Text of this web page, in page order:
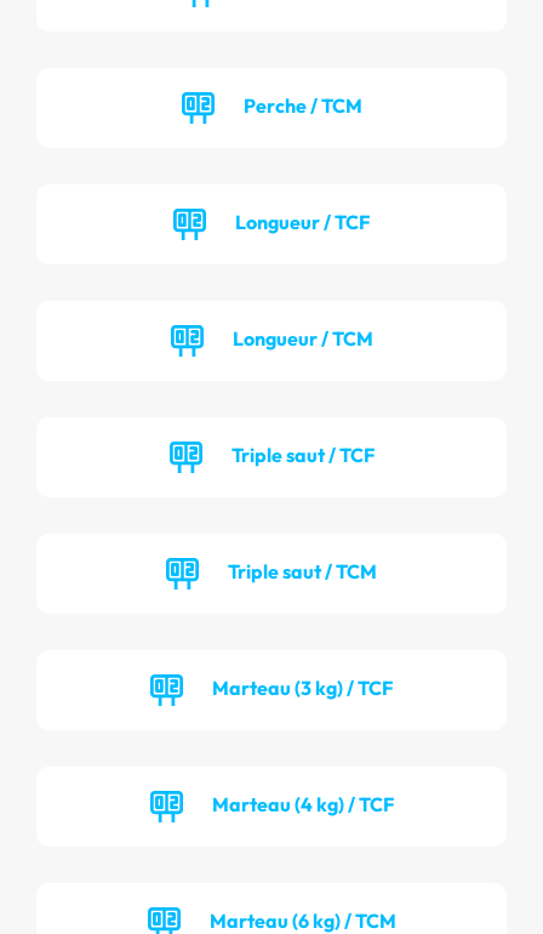
Perche / TCM
Longueur / TCF
Longueur / TCM
Triple saut / TCF
Triple saut / TCM
Marteau (3 kg) / TCF
Marteau (4 kg) / TCF
Marteau (6 kg) / TCM